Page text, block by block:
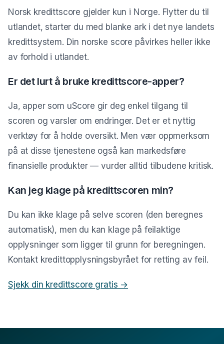
Norsk kredittscore gjelder kun i Norge. Flytter du til
utlandet, starter du med blanke ark i det nye landets
kredittsystem. Din norske score påvirkes heller ikke
av forhold i utlandet.
Er det lurt å bruke kredittscore-apper?
Ja, apper som uScore gir deg enkel tilgang til
scoren og varsler om endringer. Det er et nyttig
verktøy for å holde oversikt. Men vær oppmerksom
på at disse tjenestene også kan markedsføre
finansielle produkter — vurder alltid tilbudene kritisk.
Kan jeg klage på kredittscoren min?
Du kan ikke klage på selve scoren (den beregnes
automatisk), men du kan klage på feilaktige
opplysninger som ligger til grunn for beregningen.
Kontakt kredittopplysningsbyrået for retting av feil.
Sjekk din kredittscore gratis →